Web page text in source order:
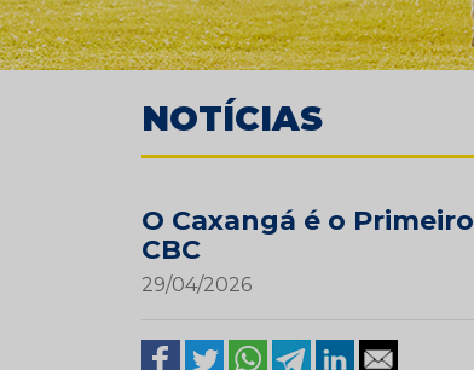
NOTÍCIAS
O Caxangá é o
CBC
29/04/2026